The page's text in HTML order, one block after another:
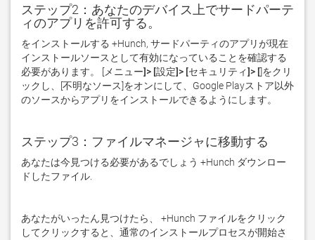
ステップ2：あなたのデバイス上でサードパーテ
ィのアプリを許可する。
をインストールする +Hunch, サードパーティのアプリが現在
インストールソースとして有効になっていることを確認する
必要があります。 [メニュー]> [設定]> [セキュリティ]> []をクリ
ックし、[不明なソース]をオンにして、Google Playストア以外
のソースからアプリをインストールできるようにします。
ステップ3：ファイルマネージャに移動する
あなたは今見つける必要があるでしょう +Hunch ダウンロー
ドしたファイル.
あなたがいったん見つけたら、 +Hunch ファイルをクリック
してクリックすると、通常のインストールプロセスが開始さ